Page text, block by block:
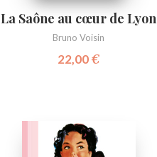
La Saône au cœur de Lyon
Bruno Voisin
22,00€